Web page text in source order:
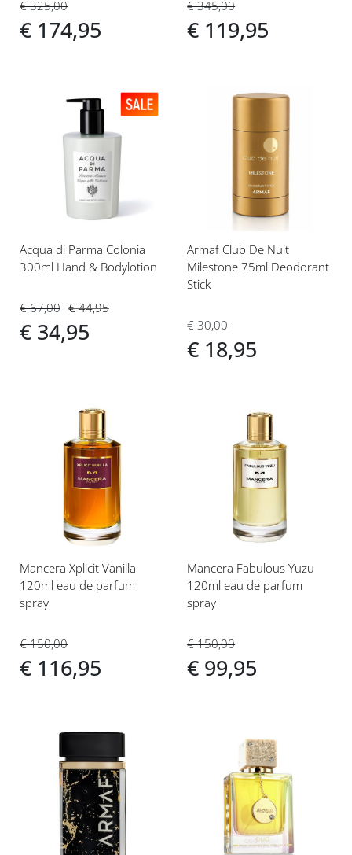
€ 325,00
€ 174,95
€ 345,00
€ 119,95
verlanglijst
Acqua di Parma Colonia
300ml Hand & Bodylotion
€ 67,00
€ 34,95
€ 44,95
verlanglijst
Armaf Club De Nuit
Milestone 75ml Deodorant
Stick
€ 30,00
€ 18,95
Voeg
verlanglijst
Mancera Xplicit Vanilla
120ml eau de parfum
spray
€ 150,00
€ 116,95
Voeg
verlanglijst
Mancera Fabulous Yuzu
120ml eau de parfum
spray
€ 150,00
€ 99,95
Voeg
verlanglijst
aan
verlanglijst